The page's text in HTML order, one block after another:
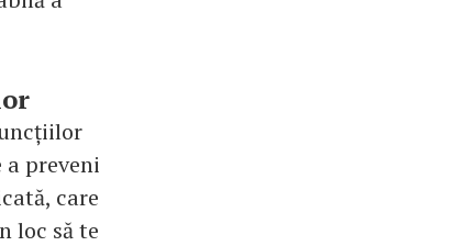
preveni
care
loc să te